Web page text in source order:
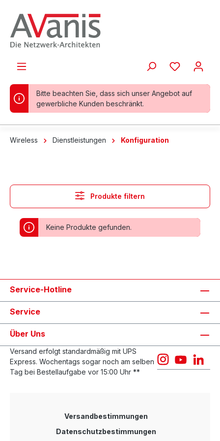
Bitte beachten Sie, dass sich unser Angebot auf
gewerbliche Kunden beschränkt.
Wireless Dienstleistungen Konfiguration
Produkte filtern
Keine Produkte gefunden.
Service-Hotline
Service
Über Uns
Versand erfolgt standardmäßig mit UPS
Express. Wochentags sogar noch am selben
Tag bei Bestellaufgabe vor 15:00 Uhr **
Versandbestimmungen
Datenschutzbestimmungen